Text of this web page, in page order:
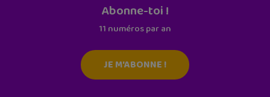
Abonne-toi !
11 numéros par an
JE M'ABONNE !